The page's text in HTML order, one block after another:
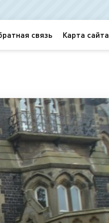
связь Карта сайта